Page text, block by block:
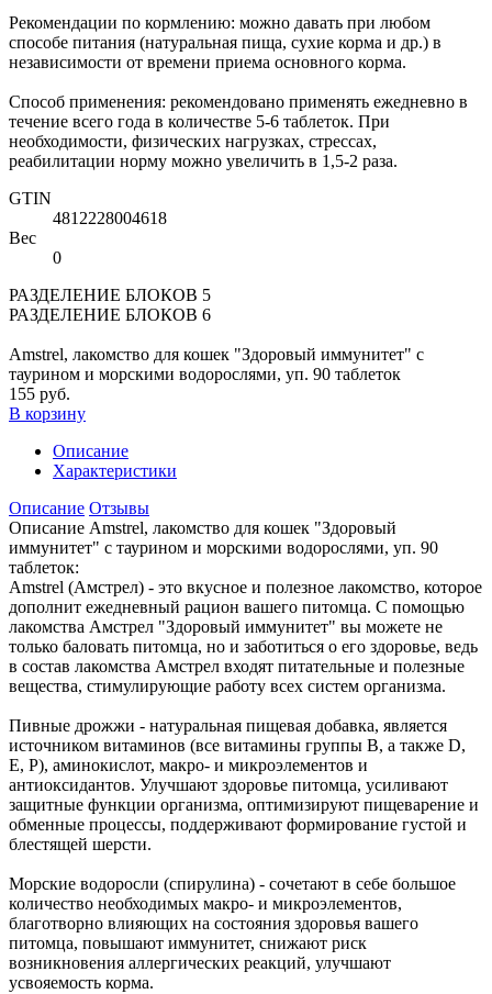
Рекомендации по кормлению: можно давать при любом
способе питания (натуральная пища, сухие корма и др.) в
независимости от времени приема основного корма.
Способ применения: рекомендовано применять ежедневно в
течение всего года в количестве 5-6 таблеток. При
необходимости, физических нагрузках, стрессах,
реабилитации норму можно увеличить в 1,5-2 раза.
GTIN
4812228004618
Вес
0
РАЗДЕЛЕНИЕ БЛОКОВ 5
РАЗДЕЛЕНИЕ БЛОКОВ 6
Amstrel, лакомство для кошек "Здоровый иммунитет" с
таурином и морскими водорослями, уп. 90 таблеток
155 руб.
В корзину
Описание
Характеристики
Описание Отзывы
Описание Amstrel, лакомство для кошек "Здоровый
иммунитет" с таурином и морскими водорослями, уп. 90
таблеток:
Amstrel (Амстрел) - это вкусное и полезное лакомство, которое
дополнит ежедневный рацион вашего питомца. С помощью
лакомства Амстрел "Здоровый иммунитет" вы можете не
только баловать питомца, но и заботиться о его здоровье, ведь
в состав лакомства Амстрел входят питательные и полезные
вещества, стимулирующие работу всех систем организма.
Пивные дрожжи - натуральная пищевая добавка, является
источником витаминов (все витамины группы В, а также D,
E, P), аминокислот, макро- и микроэлементов и
антиоксидантов. Улучшают здоровье питомца, усиливают
защитные функции организма, оптимизируют пищеварение и
обменные процессы, поддерживают формирование густой и
блестящей шерсти.
Морские водоросли (спирулина) - сочетают в себе большое
количество необходимых макро- и микроэлементов,
благотворно влияющих на состояния здоровья вашего
питомца, повышают иммунитет, снижают риск
возникновения аллергических реакций, улучшают
усвояемость корма.